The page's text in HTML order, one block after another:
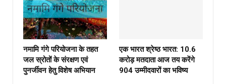
नमामि गंगे परियोजना के तहत
जल स्रोतों के संरक्षण एवं
पुनर्जीवन हेतु विशेष अभियान
एक भारत श्रेष्ठ भारत: 10.6
करोड़ मतदाता आज तय करेंगे
904 उम्मीदवारों का भविष्य